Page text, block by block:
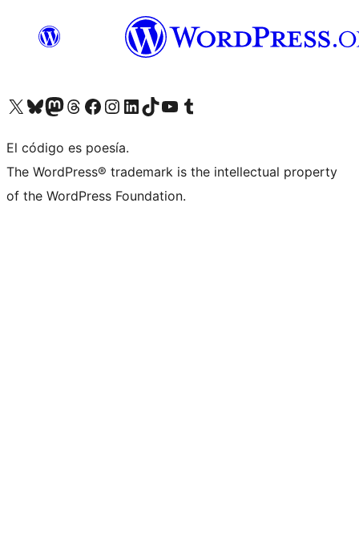
Visitá nuestra cuenta de X (anteriormente Twitter)
Visitá nuestra cuenta de Bluesky
Visitá nuestra cuenta de Mastodon
Visitá nuestra cuenta de Threads
Visitá nuestra página de Facebook
Visitá nuestra cuenta de Instagram
Visitá nuestra cuenta de LinkedIn
Visitá nuestra cuenta de TikTok
Visitá nuestro canal de YouTube
Visitá nuestra cuenta de Tumblr
El código es poesía.
The WordPress® trademark is the intellectual property
of the WordPress Foundation.